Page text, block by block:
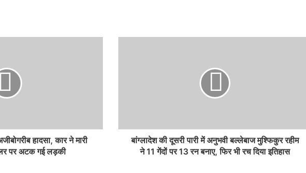
हादसा, कार ने मारी
पर अटक गई लड़की
बांग्‍लादेश की दूसरी पारी में अनुभवी बल्‍लेबाज मुश्फिकुर रहीम
ने 11 गेंदों पर 13 रन बनाए, फिर भी रच दिया इतिहास